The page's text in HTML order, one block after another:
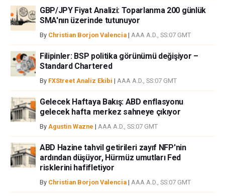
GBP/JPY Fiyat Analizi: Toparlanma 200 günlük
SMA'nın üzerinde tutunuyor
By Christian Borjon Valencia | AAA A.D., SS:07 GMT
Filipinler: BSP politika görünümü değişiyor –
Standard Chartered
By FXStreet Analiz Ekibi | AAA A.D., SS:07 GMT
Gelecek Haftaya Bakış: ABD enflasyonu
gelecek hafta merkez sahneye çıkıyor
By Agustin Wazne | AAA A.D., SS:07 GMT
ABD Hazine tahvil getirileri zayıf NFP'nin
ardından düşüyor, Hürmüz umutları Fed
risklerini hafifletiyor
By Christian Borjon Valencia | AAA A.D., SS:07 GMT